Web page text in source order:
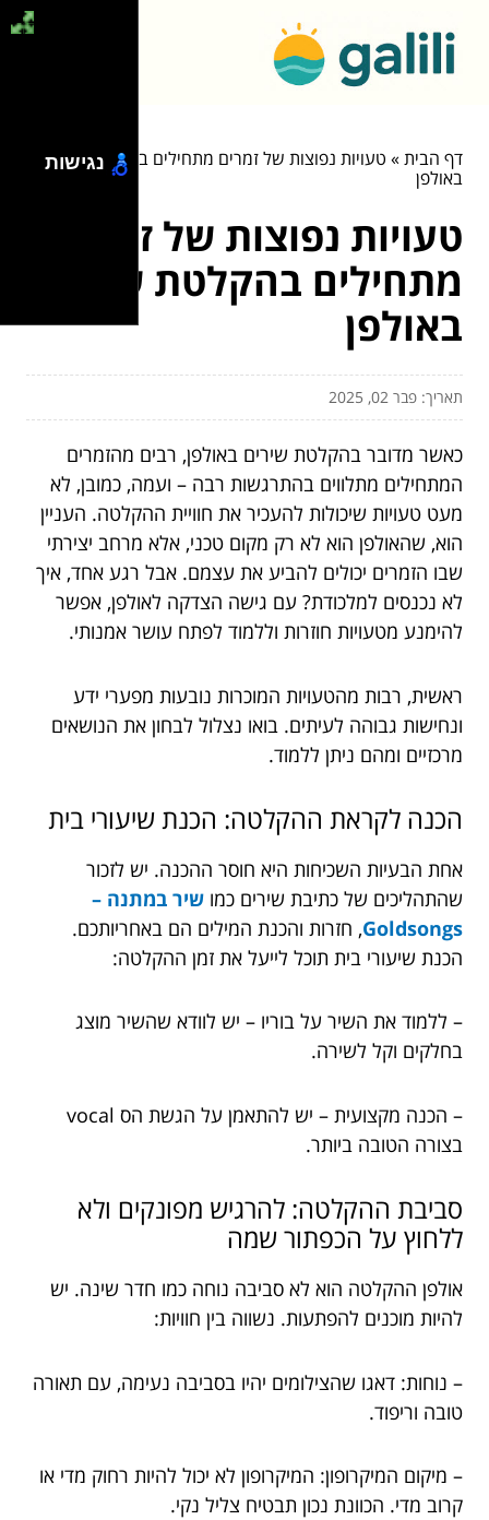
דף הבית» טעויות נפוצות של זמרים מתחילים בהקלטת שירים
באולפן
טעויות נפוצות של זמרים
מתחילים בהקלטת שירים
באולפן
תאריך: פבר 02, 2025
כאשר מדובר בהקלטת שירים באולפן, רבים מהזמרים
המתחילים מתלווים בהתרגשות רבה – ועמה, כמובן, לא
מעט טעויות שיכולות להעכיר את חוויית ההקלטה. העניין
הוא, שהאולפן הוא לא רק מקום טכני, אלא מרחב יצירתי
שבו הזמרים יכולים להביע את עצמם. אבל רגע אחד, איך
לא נכנסים למלכודת? עם גישה הצדקה לאולפן, אפשר
להימנע מטעויות חוזרות וללמוד לפתח עושר אמנותי.
ראשית, רבות מהטעויות המוכרות נובעות מפערי ידע
ונחישות גבוהה לעיתים. בואו נצלול לבחון את הנושאים
מרכזיים ומהם ניתן ללמוד.
הכנה לקראת ההקלטה: הכנת שיעורי בית
אחת הבעיות השכיחות היא חוסר ההכנה. יש לזכור
שהתהליכים של כתיבת שירים כמו שיר במתנה –
Goldsongs, חזרות והכנת המילים הם באחריותכם.
הכנת שיעורי בית תוכל לייעל את זמן ההקלטה:
– ללמוד את השיר על בוריו – יש לוודא שהשיר מוצג
בחלקים וקל לשירה.
– הכנה מקצועית – יש להתאמן על הגשת הס vocal
בצורה הטובה ביותר.
סביבת ההקלטה: להרגיש מפונקים ולא
ללחוץ על הכפתור שמה
אולפן ההקלטה הוא לא סביבה נוחה כמו חדר שינה. יש
להיות מוכנים להפתעות. נשווה בין חוויות:
– נוחות: דאגו שהצילומים יהיו בסביבה נעימה, עם תאורה
טובה וריפוד.
– מיקום המיקרופון: המיקרופון לא יכול להיות רחוק מדי או
קרוב מדי. הכוונת נכון תבטיח צליל נקי.
נגישות